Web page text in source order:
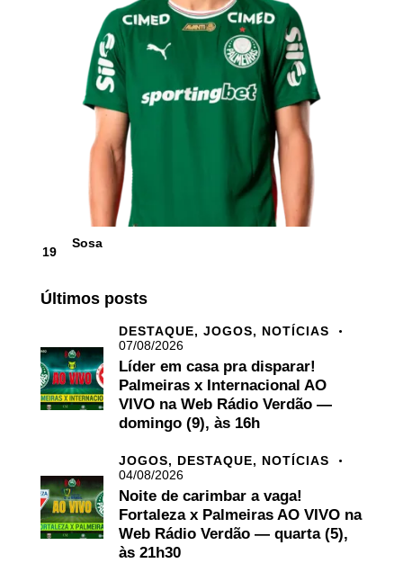
19
Sosa
Últimos posts
DESTAQUE, JOGOS, NOTÍCIAS
07/08/2026
Líder em casa pra disparar!
Palmeiras x Internacional AO
VIVO na Web Rádio Verdão —
domingo (9), às 16h
JOGOS, DESTAQUE, NOTÍCIAS
04/08/2026
Noite de carimbar a vaga!
Fortaleza x Palmeiras AO VIVO na
Web Rádio Verdão — quarta (5),
às 21h30